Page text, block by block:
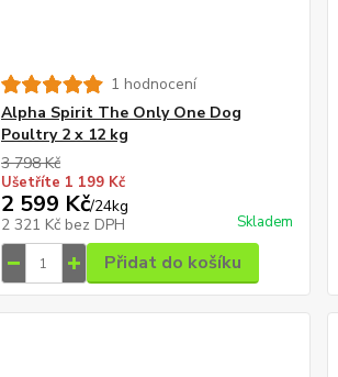
1 hodnocení
Alpha Spirit The Only One Dog
Poultry 2 x 12 kg
3 798 Kč
Ušetříte 1 199 Kč
2 599 Kč/24kg
2 321 Kč bez DPH Skladem
Přidat do košíku